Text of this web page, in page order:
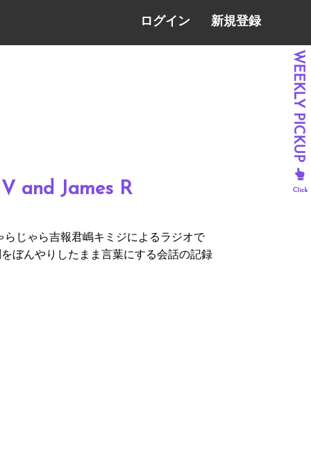
ログイン 新規登録
and James R
じゃら吉報君嶋キミジによるラジオで
ぼんやりしたまま言葉にする会話の記録